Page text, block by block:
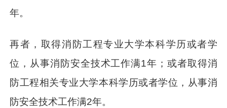
年。
再者，取得消防工程专业大学本科学历或者学
位，从事消防安全技术工作满1年；或者取得消
防工程相关专业大学本科学历或者学位，从事消
防安全技术工作满2年。